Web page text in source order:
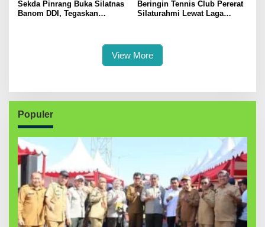
Sekda Pinrang Buka Silatnas
Banom DDI, Tegaskan
Beringin Tennis Club Pererat
Silaturahmi Lewat Laga
View More
Populer